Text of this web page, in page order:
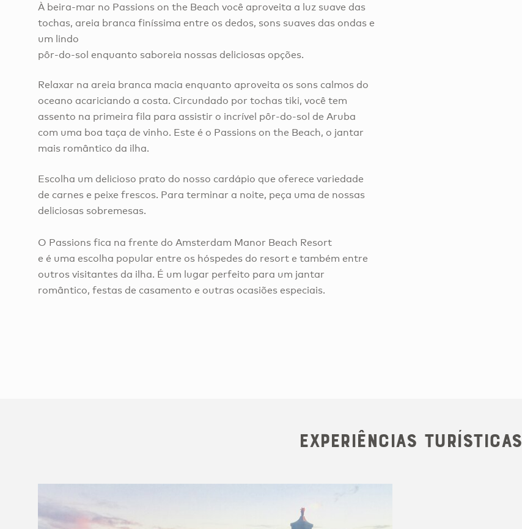
À beira-mar no Passions on the Beach você aproveita a luz suave das
tochas, areia branca finíssima entre os dedos, sons suaves das ondas e
um lindo
pôr-do-sol enquanto saboreia nossas deliciosas opções.
Relaxar na areia branca macia enquanto aproveita os sons calmos do
oceano acariciando a costa. Circundado por tochas tiki, você tem
assento na primeira fila para assistir o incrível pôr-do-sol de Aruba
com uma boa taça de vinho. Este é o Passions on the Beach, o jantar
mais romântico da ilha.
Escolha um delicioso prato do nosso cardápio que oferece variedade
de carnes e peixe frescos. Para terminar a noite, peça uma de nossas
deliciosas sobremesas.
O Passions fica na frente do Amsterdam Manor Beach Resort
e é uma escolha popular entre os hóspedes do resort e também entre
outros visitantes da ilha. É um lugar perfeito para um jantar
romântico, festas de casamento e outras ocasiões especiais.
Experiências Turísticas